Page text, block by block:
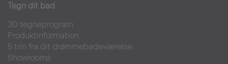
Tegn dit bad
3D tegneprogram
Produktinformation
5 trin fra dit drømmebadeværelse
Showrooms